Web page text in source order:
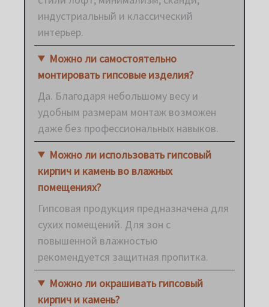
индустриальный и классический
интерьер.
Можно ли самостоятельно
монтировать гипсовые изделия?
Да. Благодаря небольшому весу и
удобным размерам монтаж возможен
даже без профессиональных навыков.
Можно ли использовать гипсовый
кирпич и камень во влажных
помещениях?
Гипсовая продукция предназначена для
сухих помещений. Для зон с
повышенной влажностью
рекомендуется защитная пропитка.
Можно ли окрашивать гипсовый
кирпич и камень?